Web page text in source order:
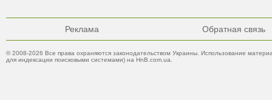
Реклама Обратная связь
© 2008-2026 Все права охраняются законодательством Украины. Использование
для индексации поисковыми системами) на HnB.com.ua.